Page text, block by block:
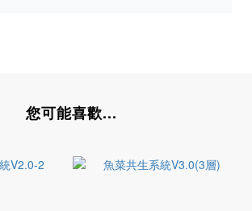
您可能喜歡...